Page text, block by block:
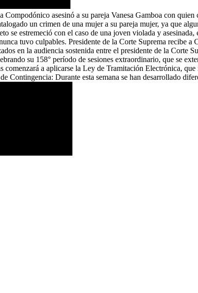
asesinó a su pareja Vanesa Gamboa con
un crimen de una mujer a su pareja mujer, ya que
estremeció con el caso de una joven violada y
tuvo culpables. Presidente de la Corte Suprema
en la audiencia sostenida entre el presidente de la Corte
su 158° período de sesiones extraordinario, que se
a aplicarse la Ley de Tramitación Electrónica,
Contingencia: Durante esta semana se han desarrollado